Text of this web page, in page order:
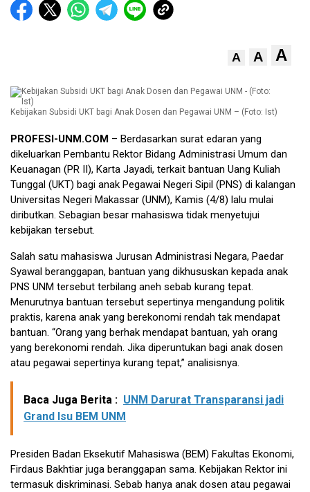
A A A
Kebijakan Subsidi UKT bagi Anak Dosen dan Pegawai UNM – (Foto: Ist)
PROFESI-UNM.COM – Berdasarkan surat edaran yang
dikeluarkan Pembantu Rektor Bidang Administrasi Umum dan
Keuanagan (PR II), Karta Jayadi, terkait bantuan Uang Kuliah
Tunggal (UKT) bagi anak Pegawai Negeri Sipil (PNS) di kalangan
Universitas Negeri Makassar (UNM), Kamis (4/8) lalu mulai
diributkan. Sebagian besar mahasiswa tidak menyetujui
kebijakan tersebut.
Salah satu mahasiswa Jurusan Administrasi Negara, Paedar
Syawal beranggapan, bantuan yang dikhususkan kepada anak
PNS UNM tersebut terbilang aneh sebab kurang tepat.
Menurutnya bantuan tersebut sepertinya mengandung politik
praktis, karena anak yang berekonomi rendah tak mendapat
bantuan. “Orang yang berhak mendapat bantuan, yah orang
yang berekonomi rendah. Jika diperuntukan bagi anak dosen
atau pegawai sepertinya kurang tepat,” analisisnya.
Baca Juga Berita : UNM Darurat Transparansi jadi
Grand Isu BEM UNM
Presiden Badan Eksekutif Mahasiswa (BEM) Fakultas Ekonomi,
Firdaus Bakhtiar juga beranggapan sama. Kebijakan Rektor ini
termasuk diskriminasi. Sebab hanya anak dosen atau pegawai